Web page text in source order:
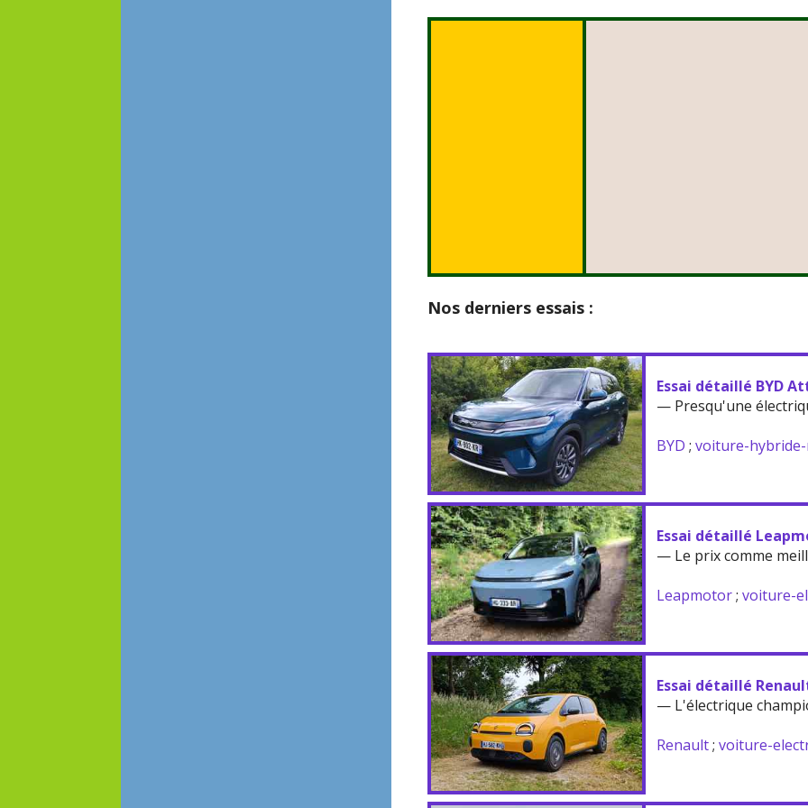
Nos derniers essais :
Essai détaillé BYD
— Presqu'une
BYD ;voiture-
Essai détaillé
— Le prix comme
Leapmotor;voiture-
Essai détaillé
— L'électrique
Renault;voiture-